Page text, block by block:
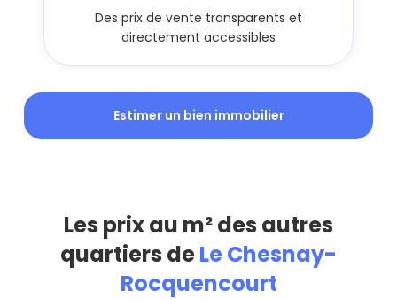
Des prix de vente transparents et
directement accessibles
Estimer un bien immobilier
Les prix au m² des autres
quartiers deLe Chesnay-
Rocquencourt